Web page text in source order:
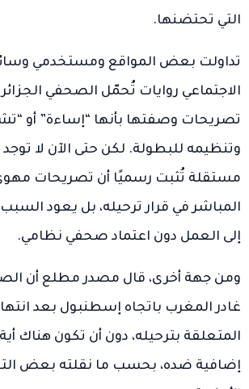
التي تحتضنها.
تداولت بعض المواقع ومستخدمي
الاجتماعي روايات تُحمّل الصحفي
تصريحات وصفتها بأنها “إساءة” أو
وتنظيمه للبطولة. لكن حتى الآن لا
مستقلة تُثبت رسميًا أن تصريحات
المباشر في قرار ترحيله، بل يعود
إلى العمل دون اعتماد صحفي نظامي.
ومن جهة أخرى، قال مصدر مطلع أن
غادر المغرب باتجاه إسطنبول بعد
المتعلقة بترحيله، دون أن تكون هناك
إضافية ضده، بحسب ما نقلته بعض